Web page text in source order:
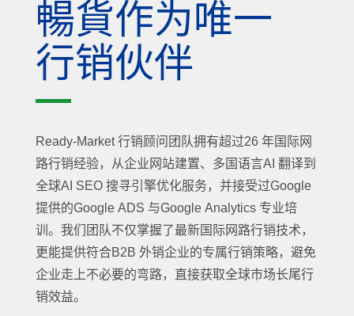
暢貨作为唯一
行销伙伴
Ready-Market 行销顾问团队拥有超过26 年国际网
路行销经验，从企业网站建置、多国语言AI 翻译到
全球AI SEO 搜寻引擎优化服务，并接受过Google
提供的Google ADS 与Google Analytics 专业培
训。我们团队不仅掌握了最新国际网路行销技术，
更能提供符合B2B 外销企业的专属行销策略，避免
企业走上不必要的弯路，直接获取全球市场长尾行
销效益。